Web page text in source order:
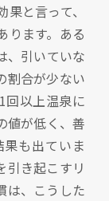
と言って、
ります。ある
、引いていな
割合が少ない
回以上温泉に
値が低く、善
も出ていま
引き起こすリ
は、こうした